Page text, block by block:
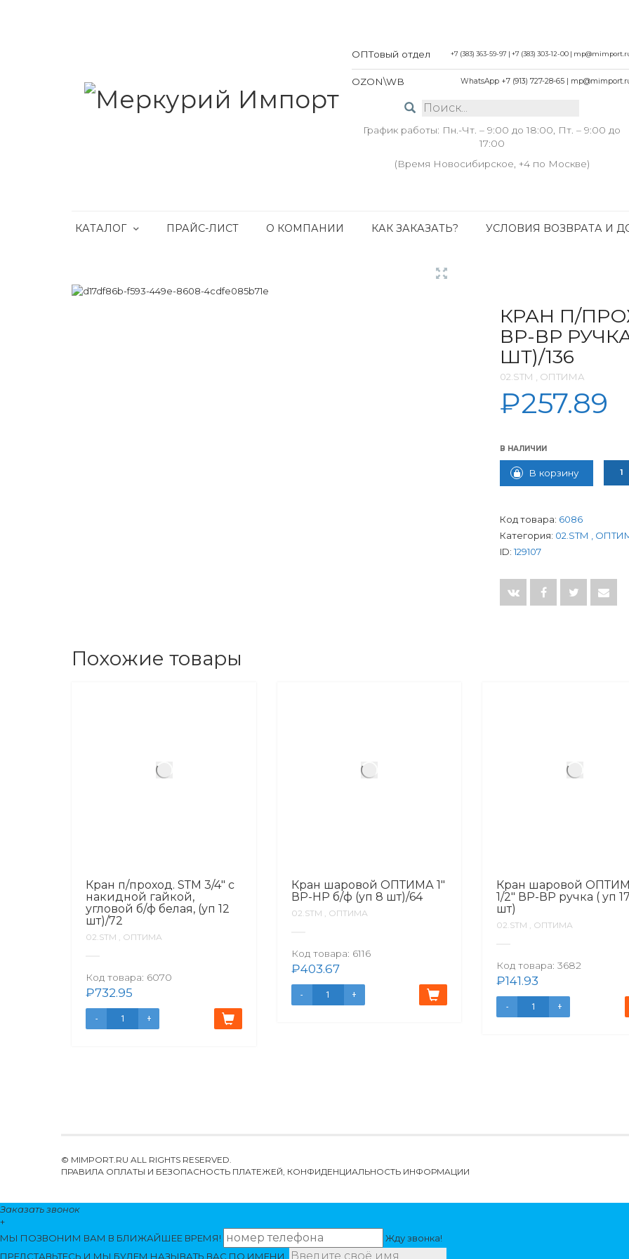
ОПТовый отдел +7 (383) 363-59-97 | +7 (383) 303-12-00 |
OZON\WB WhatsApp +7 (913) 727-28-65 |
График работы: Пн.-Чт. – 9:00 до 18:00, Пт. – 9:00 до
17:00
(Время Новосибирское, +4 по Москве)
КАТАЛОГ ПРАЙС-ЛИСТ О КОМПАНИИ КАК ЗАКАЗАТЬ? УСЛОВИЯ ВОЗВРАТА И
КРАН П/
ВР-ВР
ШТ)/136
02.SТМ , ОПТИМА
₽257.89
В НАЛИЧИИ
В корзину
Код товара: 6086
Категория: 02.SТМ ,
ID: 129107
Похожие товары
Кран п/проход. SТМ 3/4″ с
накидной гайкой,
угловой б/ф белая, (уп 12
шт)/72
02.SТМ , ОПТИМА
Код товара: 6070
₽732.95
Кран шаровой ОПТИМА 1″
ВР-НР б/ф (уп 8 шт)/64
02.SТМ , ОПТИМА
Код товара: 6116
₽403.67
Кран шаровой
1/2″ ВР-ВР ручка ( уп
шт)
02.SТМ , ОПТИМА
Код товара: 3682
₽141.93
© MIMPORT.RU ALL RIGHTS RESERVED.
ПРАВИЛА ОПЛАТЫ И БЕЗОПАСНОСТЬ ПЛАТЕЖЕЙ, КОНФИДЕНЦИАЛЬНОСТЬ ИНФОРМАЦИИ
Заказать звонок
+
МЫ ПОЗВОНИМ ВАМ В БЛИЖАЙШЕЕ ВРЕМЯ!
Жду звонка!
ПРЕДСТАВЬТЕСЬ И МЫ БУДЕМ НАЗЫВАТЬ ВАС ПО ИМЕНИ.